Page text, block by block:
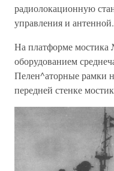
радиолокационную
управления и антенной.
На платформе мостика
оборудованием
Пелен^аторные рамки
передней стенке